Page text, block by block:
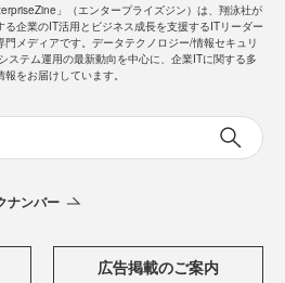
」（エンタープライズジン）は、翔泳社が
る企業のIT活用とビジネス成長を支援するITリーダー
門メディアです。データテクノロジー/情報セキュリ
ステム運用の最新動向を中心に、企業ITに関する多
報をお届けしています。
ナンバー
広告掲載のご案内